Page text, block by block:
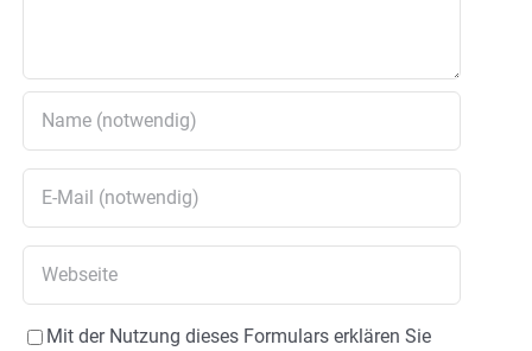
Mit der Nutzung dieses Formulars erklären Sie